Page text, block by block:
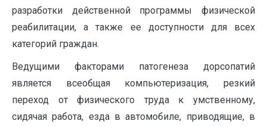
разработки действенной программы физической
реабилитации, а также ее доступности для всех
категорий граждан.
Ведущими факторами патогенеза дорсопатий
является всеобщая компьютеризация, резкий
переход от физического труда к умственному,
сидячая работа, езда в автомобиле, приводящие, в